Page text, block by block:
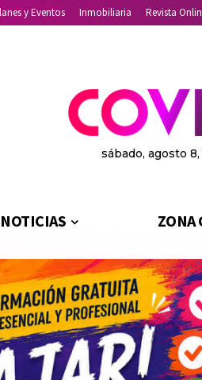
y Eventos Inmobiliaria Revista
sábado, agosto
NOTICIAS ZONA